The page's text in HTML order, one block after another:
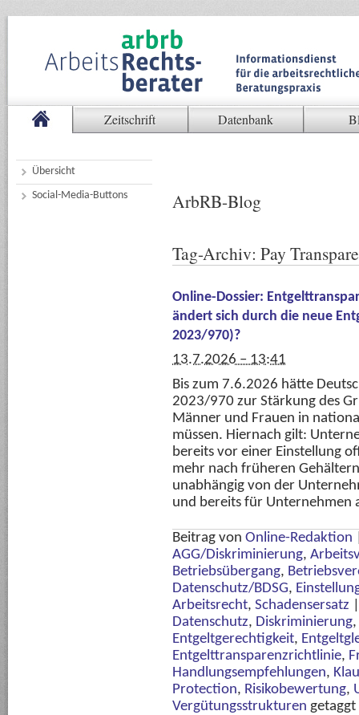
Zeitschrift Datenbank
Übersicht
Social-Media-Buttons
ArbRB-Blog
Tag-Archiv: Pay
Online-Dossier:
ändert sich durch die neue
2023/970)?
13.7.2026 – 13:41
Bis zum 7.6.2026 hätte
2023/970 zur Stärkung des
Männer und Frauen in
müssen. Hiernach gilt:
bereits vor einer Einstellung
mehr nach früheren
unabhängig von der
und bereits für Unternehmen
Beitrag von Online-Redaktion
AGG/Diskriminierung,
Betriebsübergang,
Datenschutz/BDSG,
Arbeitsrecht, Schadensersatz
Datenschutz, Diskriminierung,
Entgeltgerechtigkeit,
Entgelttransparenzrichtlinie,
Handlungsempfehlungen,
Protection, Risikobewertung,
Vergütungsstrukturen getaggt